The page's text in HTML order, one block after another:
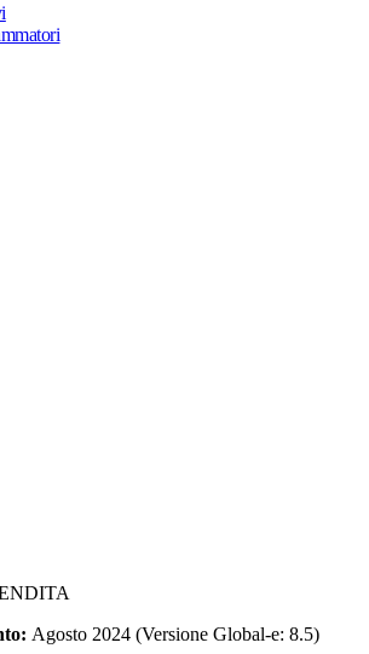
Agosto 2024 (Versione Global-e: 8.5)